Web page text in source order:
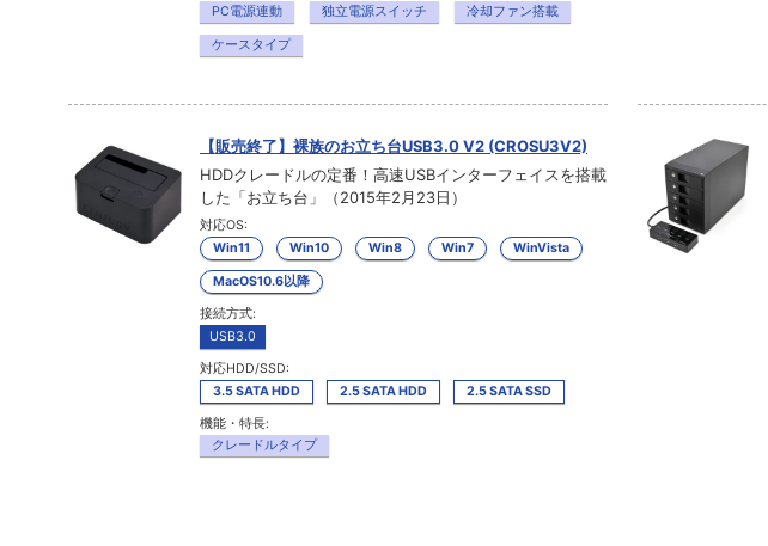
PC電源連動
独立電源スイッチ 冷却ファン搭載
ケースタイプ
【販売終了】裸族のお立ち台USB3.0 V2 (CROSU3V2)
HDDクレードルの定番！高速USBインターフェイスを搭載
した「お立ち台」（2015年2月23日）
対応OS:
Win11
Win10 Win8 Win7 WinVista
MacOS10.6以降
接続方式:
USB3.0
対応HDD/SSD:
3.5 SATA HDD
2.5 SATA HDD 2.5 SATA SSD
機能・特長:
クレードルタイプ